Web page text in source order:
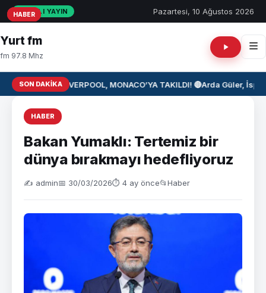
CANLI YAYIN Pazartesi, 10 Ağustos 2026
Yurt fm
fm 97.8 Mhz
SON DAKIKA⚽ LIVERPOOL, MONACO’YA TAKILDI! 🔴Arda Güler,
HABER
Bakan Yumaklı: Tertemiz bir
dünya bırakmayı hedefliyoruz
✍️ admin📅 30/03/2026⏱ 4 ay önce📂Haber
HABER
HABER
HABER